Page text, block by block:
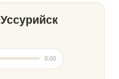
Уссурийск
0:00